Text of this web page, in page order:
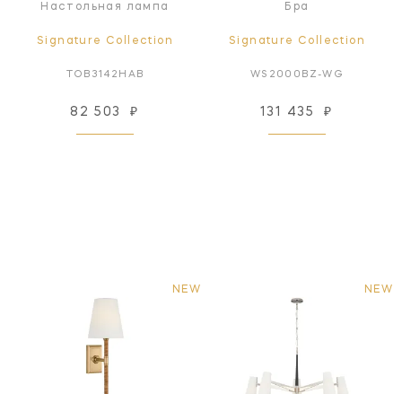
Настольная лампа
Signature Collection
TOB3142HAB
82 503 ₽
Бра
Signature Collection
WS2000BZ-WG
131 435 ₽
NEW NEW